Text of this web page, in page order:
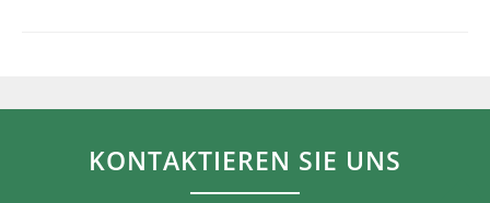
KONTAKTIEREN SIE UNS